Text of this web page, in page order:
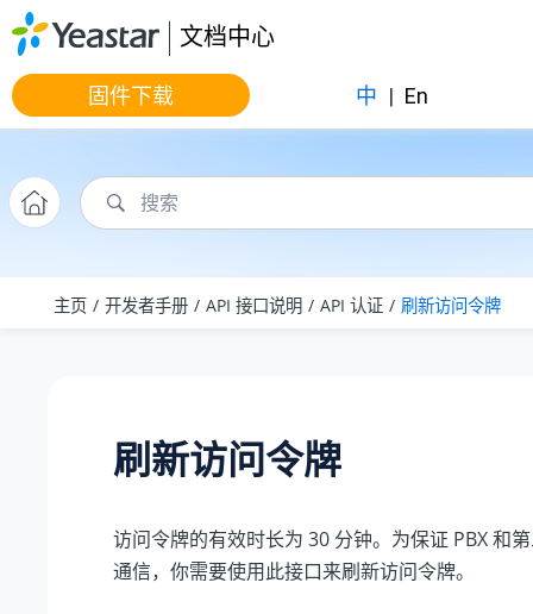
跳转到主要内容
文档中心
固件下载 中 | En
主页 开发者手册 API 接口说明 API 认证 刷新访问令牌
刷新访问令牌
访问令牌的有效时长为 30 分钟。为保证 PBX 和
通信，你需要使用此接口来刷新访问令牌。